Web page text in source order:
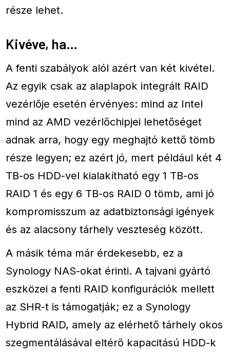
része lehet.
Kivéve, ha…
A fenti szabályok alól azért van két kivétel.
Az egyik csak az alaplapok integrált RAID
vezérlője esetén érvényes: mind az Intel
mind az AMD vezérlőchipjei lehetőséget
adnak arra, hogy egy meghajtó kettő tömb
része legyen; ez azért jó, mert például két 4
TB-os HDD-vel kialakítható egy 1 TB-os
RAID 1 és egy 6 TB-os RAID 0 tömb, ami jó
kompromisszum az adatbiztonsági igények
és az alacsony tárhely veszteség között.
A másik téma már érdekesebb, ez a
Synology NAS-okat érinti. A tajvani gyártó
eszközei a fenti RAID konfigurációk mellett
az SHR-t is támogatják; ez a Synology
Hybrid RAID, amely az elérhető tárhely okos
szegmentálásával eltérő kapacitású HDD-k